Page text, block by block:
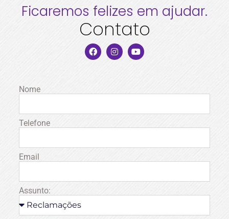
Ficaremos felizes em ajudar.
Contato
Nome
Telefone
Email
Assunto: